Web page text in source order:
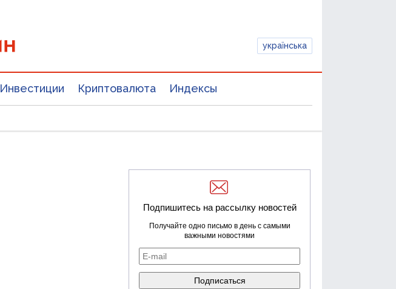
українська
Инвестиции Криптовалюта Индексы
Подпишитесь на рассылку новостей
Получайте одно письмо в день с самыми
важными новостями